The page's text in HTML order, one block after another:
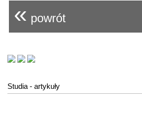
« powrót
Studia - artykuły